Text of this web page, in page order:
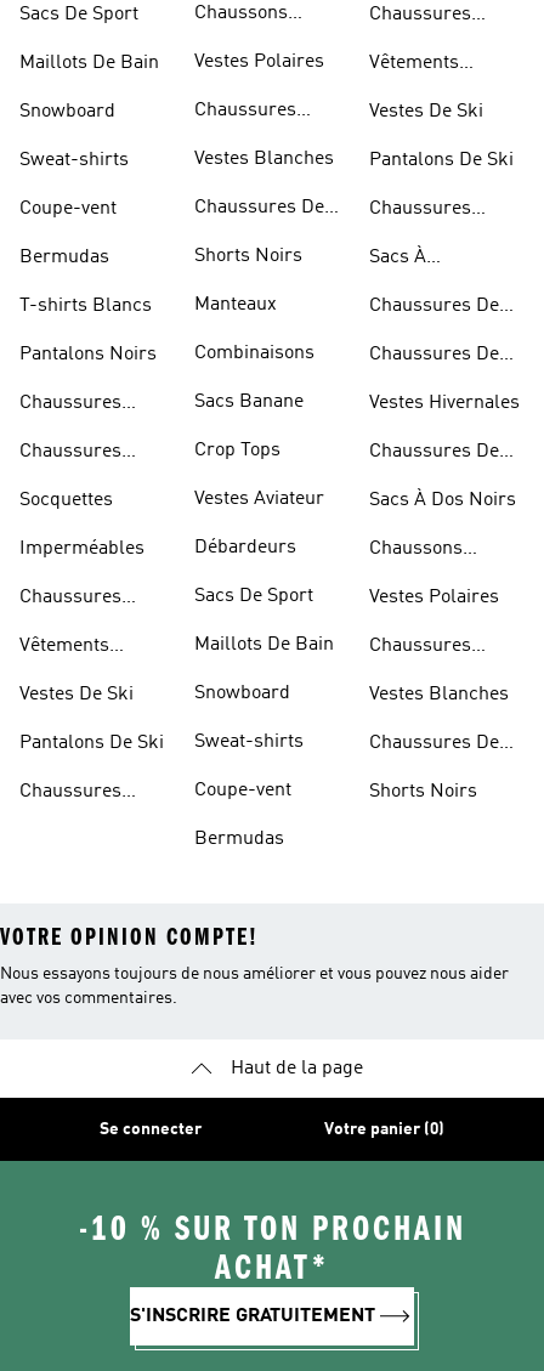
Sacs De Sport
Maillots De Bain
Snowboard
Sweat-shirts
Coupe-vent
Bermudas
T-shirts Blancs
Pantalons Noirs
Chaussures
Chaussures
Socquettes
Imperméables
Chaussures
Vêtements
Vestes De Ski
Pantalons De Ski
Chaussures
Chaussons
Vestes Polaires
Chaussures
Vestes Blanches
Chaussures De
Shorts Noirs
Manteaux
Combinaisons
Sacs Banane
Crop Tops
Vestes Aviateur
Débardeurs
Sacs De Sport
Maillots De Bain
Snowboard
Sweat-shirts
Coupe-vent
Bermudas
Chaussures
Vêtements
Vestes De Ski
Pantalons De Ski
Chaussures
Sacs À
Chaussures De
Chaussures De
Vestes Hivernales
Chaussures De
Sacs À Dos Noirs
Chaussons
Vestes Polaires
Chaussures
Vestes Blanches
Chaussures De
Shorts Noirs
VOTRE OPINION COMPTE!
Nous essayons toujours de nous améliorer et vous pouvez nous aider
avec vos commentaires.
Haut de la page
Se connecter Votre panier (0)
-10 % SUR TON PROCHAIN
ACHAT*
S'INSCRIRE GRATUITEMENT